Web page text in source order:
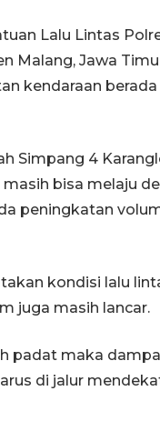
Lalu Lintas
Malang, Jawa
kendaraan
Simpang 4
bisa melaju
peningkatan
kondisi lalu
juga masih lancar.
padat maka
di jalur